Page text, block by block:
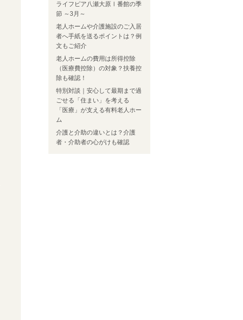
ライフピア八瀬大原Ⅰ番館の季
節 ～3月～
老人ホームや介護施設のご入居
者へ手紙を送るポイントは？例
文もご紹介
老人ホームの費用は所得控除
（医療費控除）の対象？扶養控
除も確認！
特別対談｜安心して最期まで過
ごせる「住まい」を考える
「医療」が支える有料老人ホー
ム
介護と介助の違いとは？介護
者・介助者の心がけも確認